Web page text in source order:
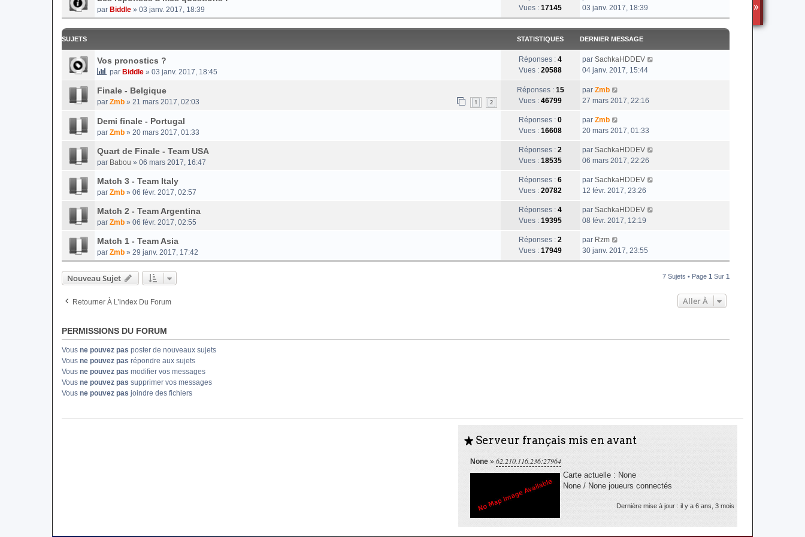
par Biddle » 03 janv. 2017, 18:39
Vues : 17145
03 janv. 2017, 18:39
SUJETS STATISTIQUES DERNIER MESSAGE
Vos pronostics ?
par Biddle » 03 janv. 2017, 18:45
Réponses : 4
Vues : 20588
par SachkaHDDEV
04 janv. 2017, 15:44
Finale - Belgique
par Zmb » 21 mars 2017, 02:03 1 2
Réponses : 15
Vues : 46799
par Zmb
27 mars 2017, 22:16
Demi finale - Portugal
par Zmb » 20 mars 2017, 01:33
Réponses : 0
Vues : 16608
par Zmb
20 mars 2017, 01:33
Quart de Finale - Team USA
par Babou » 06 mars 2017, 16:47
Réponses : 2
Vues : 18535
par SachkaHDDEV
06 mars 2017, 22:26
Match 3 - Team Italy
par Zmb » 06 févr. 2017, 02:57
Réponses : 6
Vues : 20782
par SachkaHDDEV
12 févr. 2017, 23:26
Match 2 - Team Argentina
par Zmb » 06 févr. 2017, 02:55
Réponses : 4
Vues : 19395
par SachkaHDDEV
08 févr. 2017, 12:19
Match 1 - Team Asia
par Zmb » 29 janv. 2017, 17:42
Réponses : 2
Vues : 17949
par Rzm
30 janv. 2017, 23:55
Nouveau Sujet 7 Sujets • Page 1 Sur 1
Retourner À L’index Du Forum Aller À
PERMISSIONS DU FORUM
Vous ne pouvez pas poster de nouveaux sujets
Vous ne pouvez pas répondre aux sujets
Vous ne pouvez pas modifier vos messages
Vous ne pouvez pas supprimer vos messages
Vous ne pouvez pas joindre des fichiers
S Serveur français mis en avant
None » 62.210.116.236:27964
Carte actuelle : None
None / None joueurs connectés
Dernière mise à jour : il y a 6 ans, 3 mois